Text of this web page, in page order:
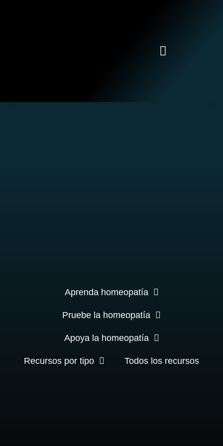
Aprenda homeopatía
Pruebe la homeopatía
Apoya la homeopatía
Recursos por tipo Todos los recursos